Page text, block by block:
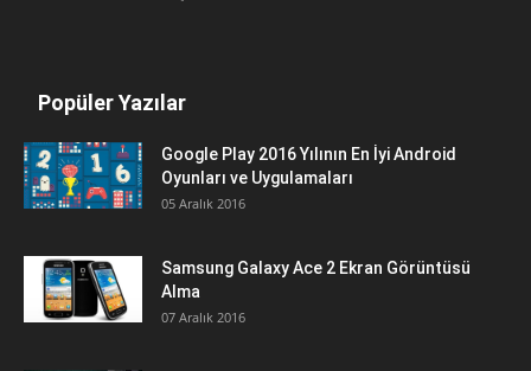
Popüler Yazılar
Google Play 2016 Yılının En İyi Android
Oyunları ve Uygulamaları
05 Aralık 2016
Samsung Galaxy Ace 2 Ekran Görüntüsü
Alma
07 Aralık 2016